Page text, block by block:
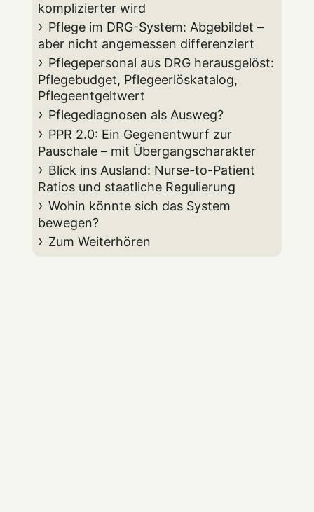
komplizierter wird
Pflege im DRG-System: Abgebildet –
aber nicht angemessen differenziert
Pflegepersonal aus DRG herausgelöst:
Pflegebudget, Pflegeerlöskatalog,
Pflegeentgeltwert
Pflegediagnosen als Ausweg?
PPR 2.0: Ein Gegenentwurf zur
Pauschale – mit Übergangscharakter
Blick ins Ausland: Nurse-to-Patient
Ratios und staatliche Regulierung
Wohin könnte sich das System
bewegen?
Zum Weiterhören